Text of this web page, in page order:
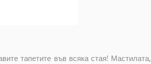
тапетите във всяка стая! Мастилата,